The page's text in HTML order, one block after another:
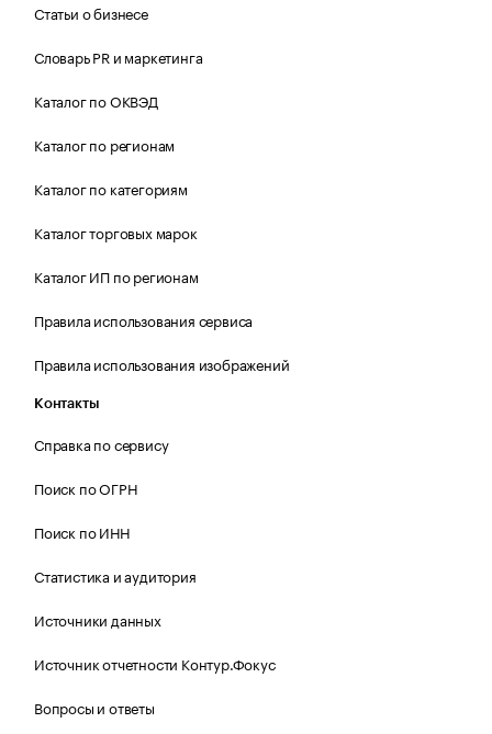
Статьи о бизнесе
Словарь PR и маркетинга
Каталог по ОКВЭД
Каталог по регионам
Каталог по категориям
Каталог торговых марок
Каталог ИП по регионам
Правила использования сервиса
Правила использования изображений
Контакты
Справка по сервису
Поиск по ОГРН
Поиск по ИНН
Статистика и аудитория
Источники данных
Источник отчетности Контур.Фокус
Вопросы и ответы